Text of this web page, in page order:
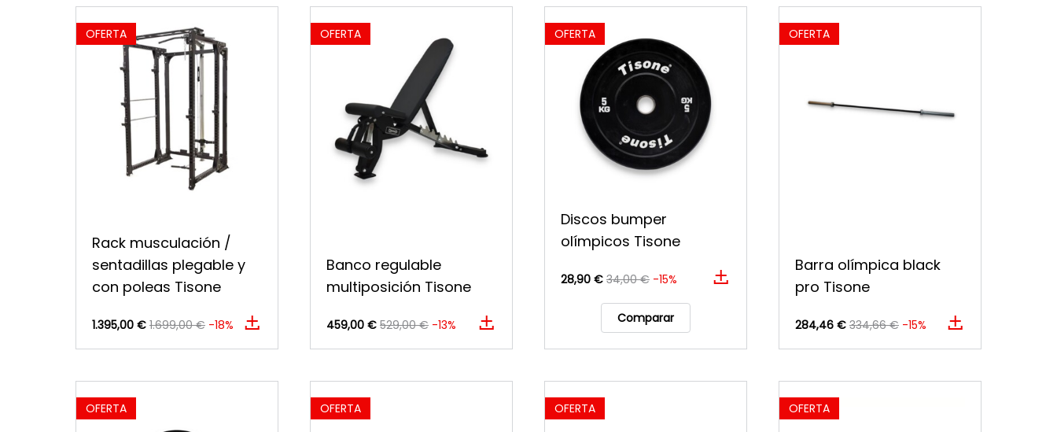
OFERTA
Rack musculación /
sentadillas plegable y
con poleas Tisone
1.395,00 € 1.699,00 € -18%
OFERTA
Banco regulable
multiposición Tisone
459,00 € 529,00 € -13%
OFERTA
Discos bumper
olímpicos Tisone
28,90 € 34,00 € -15%
Comparar
OFERTA
Barra olímpica black
pro Tisone
284,46 € 334,66 € -15%
OFERTA OFERTA OFERTA OFERTA